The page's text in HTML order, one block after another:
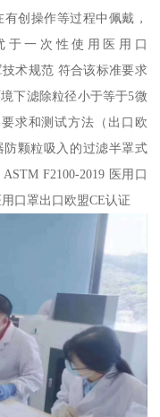
创操作等过程中佩戴，
于一次性使用医用口
技术规范 符合该标准要求
下滤除粒径小于等于5微
求和测试方法（出口欧
防颗粒吸入的过滤半罩式
F2100-2019 医用口
口罩出口欧盟CE认证